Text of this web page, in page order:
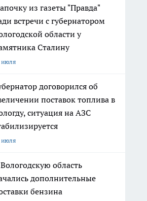
из газеты "Правда"
встречи с губернатором
области у
Сталину
июля
договорился об
поставок топлива в
ситуация на АЗС
июля
область
дополнительные
бензина